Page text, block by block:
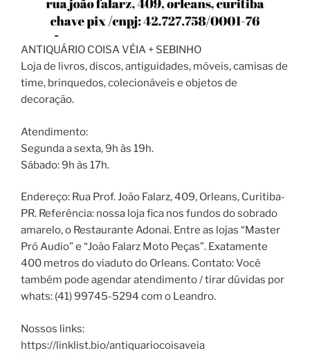
ANTIQUÁRIO COISA VÉIA + SEBINHO
Loja de livros, discos, antiguidades, móveis, camisas de
time, brinquedos, colecionáveis e objetos de
decoração.
Atendimento:
Segunda a sexta, 9h às 19h.
Sábado: 9h às 17h.
Endereço: Rua Prof. João Falarz, 409, Orleans, Curitiba-
PR. Referência: nossa loja fica nos fundos do sobrado
amarelo, o Restaurante Adonai. Entre as lojas “Master
Pró Audio” e “João Falarz Moto Peças”. Exatamente
400 metros do viaduto do Orleans. Contato: Você
também pode agendar atendimento / tirar dúvidas por
whats: (41) 99745-5294 com o Leandro.
Nossos links:
https://linklist.bio/antiquariocoisaveia